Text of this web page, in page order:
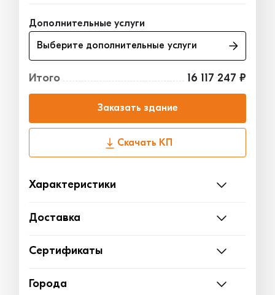
Ограждающие конструкции 6 531 436₽
Окна, двери, ворота 3 527 194₽
Дополнительные услуги
Выберите дополнительные услуги
Итого 16 117 247 ₽
Заказать здание
Скачать КП
Характеристики
Доставка
Сертификаты
Города